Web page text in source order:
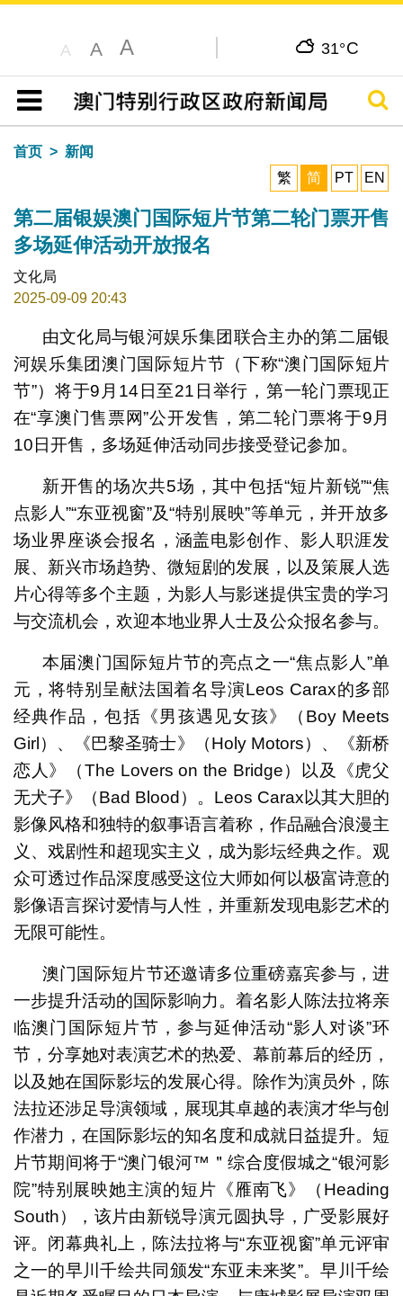
A A A 31°C
目录
搜寻
首页
新闻
繁
简 PT EN
第二届银娱澳门国际短片节第二轮门票开售
多场延伸活动开放报名
文化局
2025-09-09 20:43
由文化局与银河娱乐集团联合主办的第二届银
河娱乐集团澳门国际短片节（下称“澳门国际短片
节”）将于9月14日至21日举行，第一轮门票现正
在“享澳门售票网”公开发售，第二轮门票将于9月
10日开售，多场延伸活动同步接受登记参加。
新开售的场次共5场，其中包括“短片新锐”“焦
点影人”“东亚视窗”及“特别展映”等单元，并开放多
场业界座谈会报名，涵盖电影创作、影人职涯发
展、新兴市场趋势、微短剧的发展，以及策展人选
片心得等多个主题，为影人与影迷提供宝贵的学习
与交流机会，欢迎本地业界人士及公众报名参与。
本届澳门国际短片节的亮点之一“焦点影人”单
元，将特别呈献法国着名导演Leos Carax的多部
经典作品，包括《男孩遇见女孩》（Boy Meets
Girl）、《巴黎圣骑士》（Holy Motors）、《新桥
恋人》（The Lovers on the Bridge）以及《虎父
无犬子》（Bad Blood）。Leos Carax以其大胆的
影像风格和独特的叙事语言着称，作品融合浪漫主
义、戏剧性和超现实主义，成为影坛经典之作。观
众可透过作品深度感受这位大师如何以极富诗意的
影像语言探讨爱情与人性，并重新发现电影艺术的
无限可能性。
澳门国际短片节还邀请多位重磅嘉宾参与，进
一步提升活动的国际影响力。着名影人陈法拉将亲
临澳门国际短片节，参与延伸活动“影人对谈”环
节，分享她对表演艺术的热爱、幕前幕后的经历，
以及她在国际影坛的发展心得。除作为演员外，陈
法拉还涉足导演领域，展现其卓越的表演才华与创
作潜力，在国际影坛的知名度和成就日益提升。短
片节期间将于“澳门银河™＂综合度假城之“银河影
院”特别展映她主演的短片《雁南飞》（Heading
South），该片由新锐导演元圆执导，广受影展好
评。闭幕典礼上，陈法拉将与“东亚视窗”单元评审
之一的早川千绘共同颁发“东亚未来奖”。早川千绘